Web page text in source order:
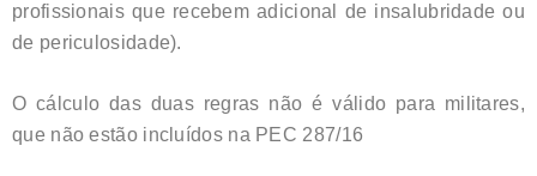
profissionais que recebem adicional de insalubridade ou
de periculosidade).
O cálculo das duas regras não é válido para militares,
que não estão incluídos na PEC 287/16